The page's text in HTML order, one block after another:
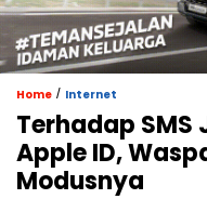
Home / Internet
Terhadap SMS
Apple ID,
Modusnya